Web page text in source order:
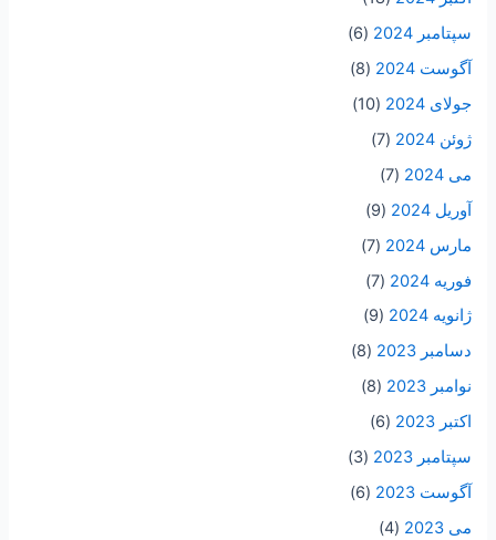
سپتامبر 2024
(6)
آگوست 2024
(8)
جولای 2024
(10)
ژوئن 2024
(7)
می 2024
(7)
آوریل 2024
(9)
مارس 2024
(7)
فوریه 2024
(7)
ژانویه 2024
(9)
دسامبر 2023
(8)
نوامبر 2023
(8)
اکتبر 2023
(6)
سپتامبر 2023
(3)
آگوست 2023
(6)
می 2023
(4)